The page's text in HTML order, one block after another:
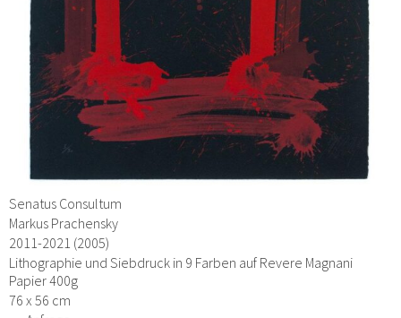
Senatus Consultum
Markus Prachensky
2011-2021 (2005)
Lithographie und Siebdruck in 9 Farben auf Revere Magnani
Papier 400g
76 x 56 cm